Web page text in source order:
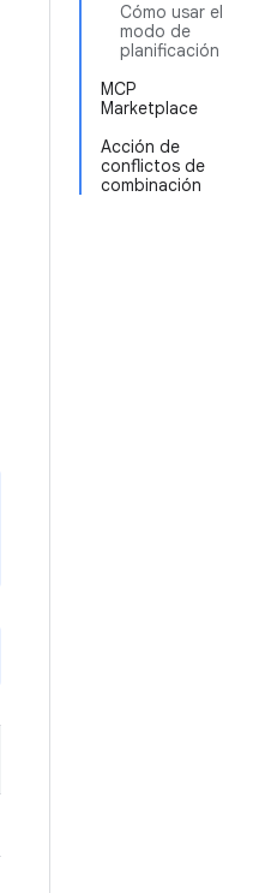
Cómo usar el
modo de
planificación
MCP
Marketplace
Acción de
conflictos de
combinación